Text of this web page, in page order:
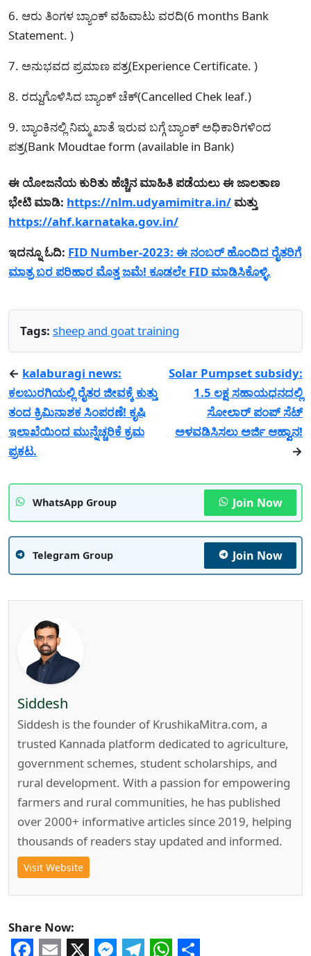
6. ಆರು ತಿಂಗಳ ಬ್ಯಾಂಕ್‌ ವಹಿವಾಟು ವರದಿ(6 months Bank
Statement. )
7. ಅನುಭವದ ಪ್ರಮಾಣ ಪತ್ರ(Experience Certificate. )
8. ರದ್ದುಗೊಳಿಸಿದ ಬ್ಯಾಂಕ್ ಚೆಕ್(Cancelled Chek leaf.)
9. ಬ್ಯಾಂಕಿನಲ್ಲಿ ನಿಮ್ಮ ಖಾತೆ ಇರುವ ಬಗ್ಗೆ ಬ್ಯಾಂಕ್ ಅಧಿಕಾರಿಗಳಿಂದ
ಪತ್ರ(Bank Moudtae form (available in Bank)
ಈ ಯೋಜನೆಯ ಕುರಿತು ಹೆಚ್ಚಿನ ಮಾಹಿತಿ ಪಡೆಯಲು ಈ ಜಾಲತಾಣ
ಭೇಟಿ ಮಾಡಿ: https://nlm.udyamimitra.in/ ಮತ್ತು
https://ahf.karnataka.gov.in/
ಇದನ್ನೂ ಓದಿ: FID Number-2023: ಈ ನಂಬರ್ ಹೊಂದಿದ ರೈತರಿಗೆ
ಮಾತ್ರ ಬರ ಪರಿಹಾರ ಮೊತ್ತ ಜಮೆ! ಕೂಡಲೇ FID ಮಾಡಿಸಿಕೊಳ್ಳಿ.
Tags: sheep and goat training
← kalaburagi news:
ಕಲಬುರಗಿಯಲ್ಲಿ ರೈತರ ಜೀವಕ್ಕೆ ಕುತ್ತು
ತಂದ ಕ್ರಿಮಿನಾಶಕ ಸಿಂಪರಣೆ! ಕೃಷಿ
ಇಲಾಖೆಯಿಂದ ಮುನ್ನೆಚ್ಚರಿಕೆ ಕ್ರಮ
ಪ್ರಕಟ.
Solar Pumpset subsidy:
1.5 ಲಕ್ಷ ಸಹಾಯಧನದಲ್ಲಿ
ಸೋಲಾರ್ ಪಂಪ್ ಸೆಟ್
ಅಳವಡಿಸಿಸಲು ಅರ್ಜಿ ಆಹ್ವಾನ!
→
WhatsApp Group Join Now
Telegram Group Join Now
Siddesh
Siddesh is the founder of KrushikaMitra.com, a
trusted Kannada platform dedicated to agriculture,
government schemes, student scholarships, and
rural development. With a passion for empowering
farmers and rural communities, he has published
over 2000+ informative articles since 2019, helping
thousands of readers stay updated and informed.
Visit Website
Share Now: